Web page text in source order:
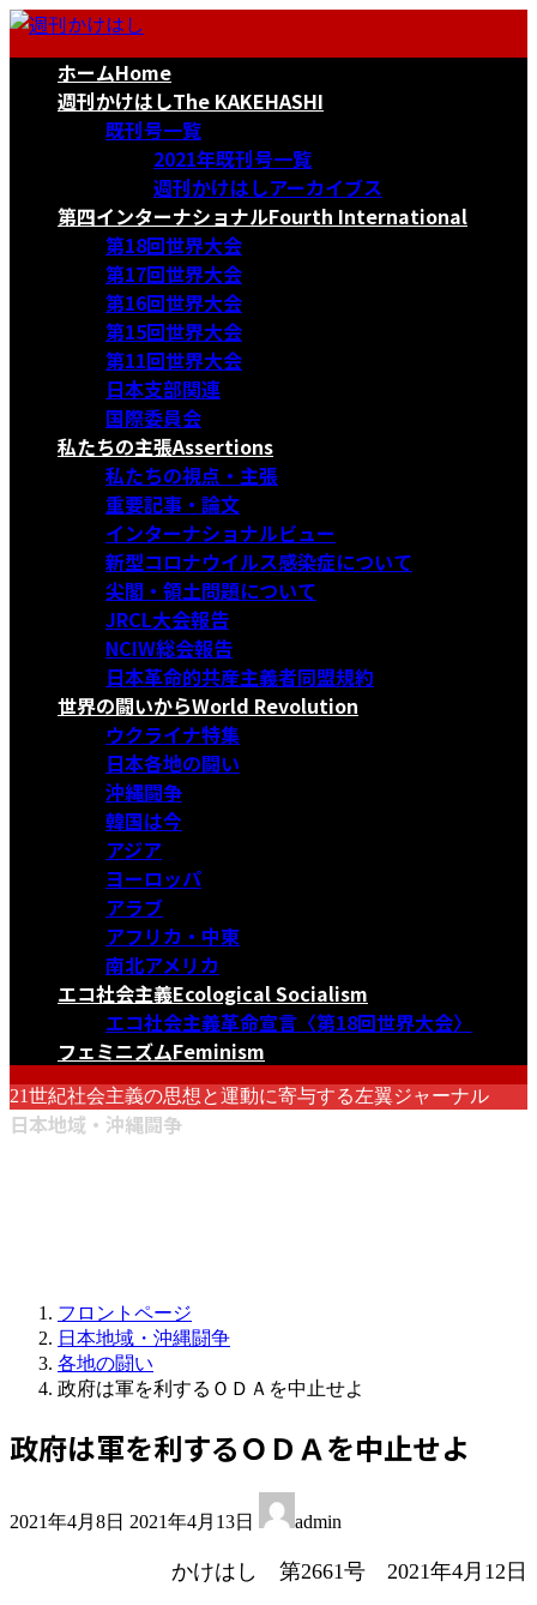
コ
ナ
ホームHome
週刊かけはしThe KAKEHASHI
既刊号一覧
2021年既刊号一覧
週刊かけはしアーカイブス
第四インターナショナルFourth International
第18回世界大会
第17回世界大会
第16回世界大会
第15回世界大会
第11回世界大会
日本支部関連
国際委員会
私たちの主張Assertions
私たちの視点・主張
重要記事・論文
インターナショナルビュー
新型コロナウイルス感染症について
尖閣・領土問題について
JRCL大会報告
NCIW総会報告
日本革命的共産主義者同盟規約
世界の闘いからWorld Revolution
ウクライナ特集
日本各地の闘い
沖縄闘争
韓国は今
アジア
ヨーロッパ
アラブ
アフリカ・中東
南北アメリカ
エコ社会主義Ecological Socialism
エコ社会主義革命宣言〈第18回世界大会〉
フェミニズムFeminism
21世紀社会主義の思想と運動に寄与する左翼ジャーナル
日本地域・沖縄闘争
フロントページ
日本地域・沖縄闘争
各地の闘い
政府は軍を利するＯＤＡを中止せよ
政府は軍を利するＯＤＡを中止せよ
2021年4月8日 終
2021年4月13日 admin
かけはし 第2661号 2021年4月12日